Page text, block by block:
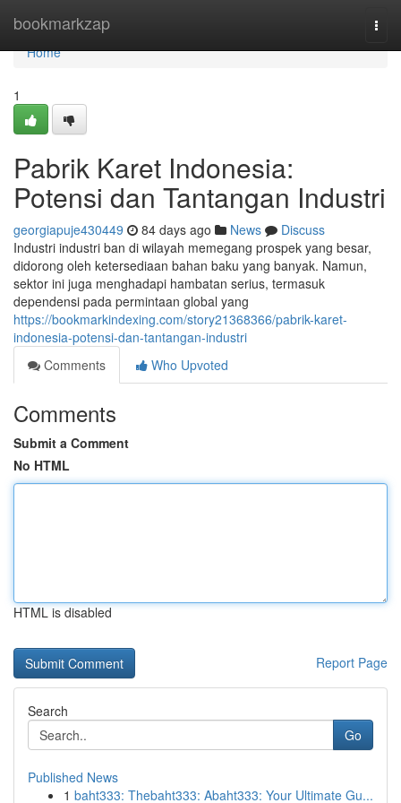
bookmarkzap
Home
Home
1
Pabrik Karet Indonesia:
Potensi dan Tantangan Industri
georgiapuje430449 84 days ago News
Discuss
Industri industri ban di wilayah memegang prospek yang besar,
didorong oleh ketersediaan bahan baku yang banyak. Namun,
sektor ini juga menghadapi hambatan serius, termasuk
dependensi pada permintaan global yang
https://bookmarkindexing.com/story21368366/pabrik-karet-
indonesia-potensi-dan-tantangan-industri
Comments
Who Upvoted
Comments
Submit a Comment
No HTML
HTML is disabled
Report Page
Search
Go
Published News
1 baht333: Thebaht333: Abaht333: Your Ultimate Gu...